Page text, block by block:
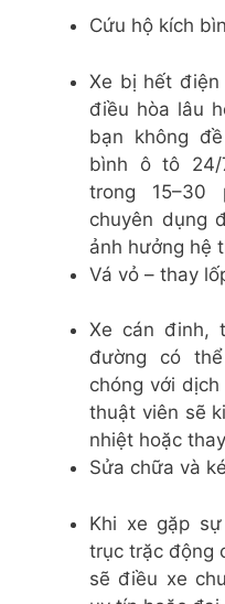
Cứu hộ kích
Xe bị hết
điều hòa lâu
bạn không
bình ô tô 24/
trong
chuyên dụng
ảnh hưởng hệ
Vá vỏ – thay
Xe cán đinh,
đường có
chóng với
thuật viên sẽ
nhiệt hoặc
Sửa chữa và
Khi xe gặp
trục trặc động
sẽ điều xe